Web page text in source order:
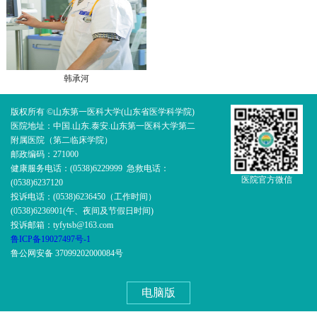
韩承河
版权所有 ©山东第一医科大学(山东省医学科学院)
医院地址：中国.山东.泰安.山东第一医科大学第二
附属医院（第二临床学院）
邮政编码：271000
健康服务电话：(0538)6229999 急救电话：
(0538)6237120
投诉电话：(0538)6236450（工作时间）
(0538)6236901(午、夜间及节假日时间)
投诉邮箱：tyfytsb@163.com
鲁ICP备19027497号-1
鲁公网安备 37099202000084号
医院官方微信
电脑版